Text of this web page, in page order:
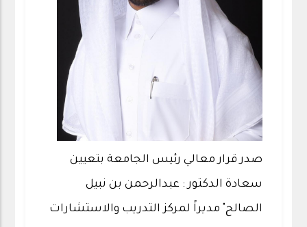
صدر قرار معالي رئيس الجامعة بتعيين
سعادة الدكتور : عبدالرحمن بن نبيل
الصالح" مديراً لمركز التدريب والاستشارات